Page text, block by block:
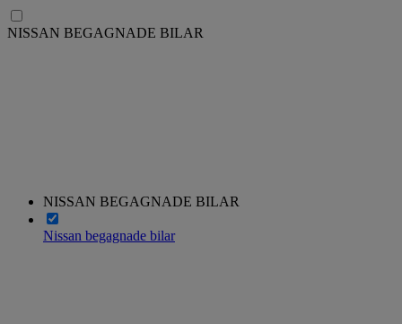
NISSAN BEGAGNADE BILAR
NISSAN BEGAGNADE BILAR
Nissan begagnade bilar